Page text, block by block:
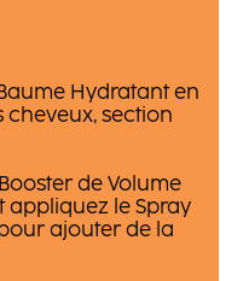
Hydratant en
cheveux, section
de Volume
appliquez le Spray
ajouter de la